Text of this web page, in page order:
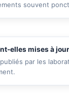
souvent
elles mises à
par les